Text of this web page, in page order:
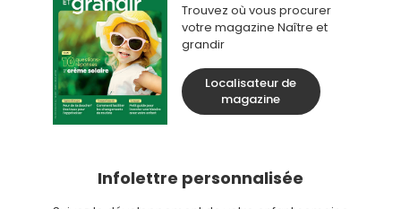
Trouvez où vous procurer
votre magazine Naître et
grandir
Localisateur de
magazine
Infolettre personnalisée